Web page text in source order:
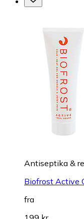
Antiseptika &
Biofrost Active
fra